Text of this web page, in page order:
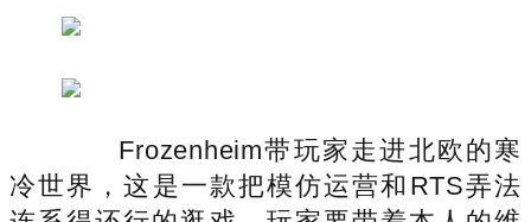
Frozenheim带玩家走进北欧的寒
冷世界，这是一款把模仿运营和RTS弄法